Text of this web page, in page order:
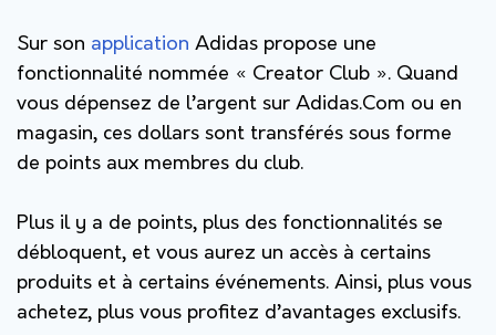
Sur son application Adidas propose une
fonctionnalité nommée « Creator Club ». Quand
vous dépensez de l’argent sur Adidas.Com ou en
magasin, ces dollars sont transférés sous forme
de points aux membres du club.
Plus il y a de points, plus des fonctionnalités se
débloquent, et vous aurez un accès à certains
produits et à certains événements. Ainsi, plus vous
achetez, plus vous profitez d’avantages exclusifs.